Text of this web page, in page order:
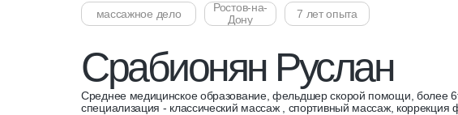
Срабионян Руслан
Среднее медицинское образование, фельдшер скорой помощи, более
специализация - классический массаж , спортивный массаж, коррекция
Ростов-на-
Дону
7 лет опыта
массажное дело